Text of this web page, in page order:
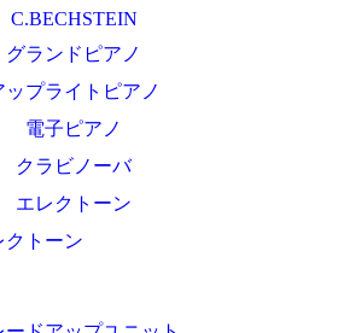
C.BECHSTEIN
グランドピアノ
ップライトピアノ
電子ピアノ
クラビノーバ
エレクトーン
クトーン